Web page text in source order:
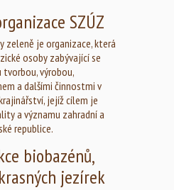
SZÚZ
zeleně je organizace, která
osoby zabývající se
tvorbou, výrobou,
a dalšími činnostmi v
jejíž cílem je
a významu zahradní a
republice.
biobazénů,
jezírek